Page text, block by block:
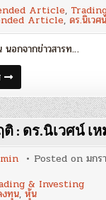
ย
ติ
นิเวศน์
ม
ร
Article,
Article, ดร.นิเวศ
นอกจากข่าวสารท…
มั่ว
ด้วย
สถิติ
:
ดร.นิเวศน์
เหม
วชิร
ว
รากร
: ดร.นิเวศน์ เ
Posted onมกร
ยน & Investing
งทุน,หุ้น